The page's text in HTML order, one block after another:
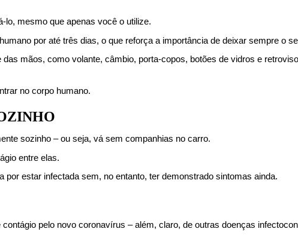
lo, mesmo que apenas você o utilize.
por até três dias, o que reforça a importância de deixar sempre o
mãos, como volante, câmbio, porta-copos, botões de vidros e
no corpo humano.
sozinho – ou seja, vá sem companhias no carro.
entre elas.
estar infectada sem, no entanto, ter demonstrado sintomas ainda.
pelo novo coronavírus – além, claro, de outras doenças